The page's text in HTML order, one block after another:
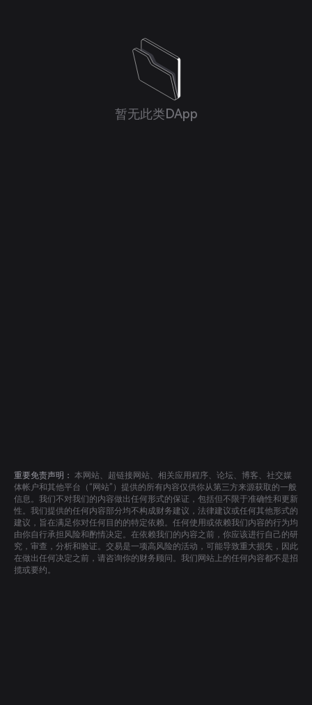
暂无此类DApp
重要免责声明： 本网站、超链接网站、相关应用程序、论坛、博客、社交媒
体帐户和其他平台（“网站”）提供的所有内容仅供你从第三方来源获取的一般
信息。我们不对我们的内容做出任何形式的保证，包括但不限于准确性和更新
性。我们提供的任何内容部分均不构成财务建议，法律建议或任何其他形式的
建议，旨在满足你对任何目的的特定依赖。任何使用或依赖我们内容的行为均
由你自行承担风险和酌情决定。在依赖我们的内容之前，你应该进行自己的研
究，审查，分析和验证。交易是一项高风险的活动，可能导致重大损失，因此
在做出任何决定之前，请咨询你的财务顾问。我们网站上的任何内容都不是招
揽或要约。